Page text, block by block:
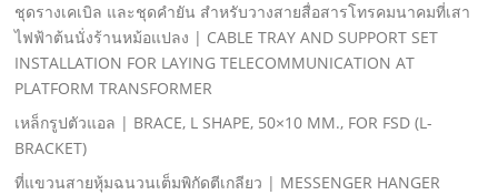
ชุดรางเคเบิล และชุดคํายัน สําหรับวางสายสื่อสารโทรคมนาคมที่เสา
ไฟฟ้าต้นนั่งร้านหม้อแปลง | CABLE TRAY AND SUPPORT SET
INSTALLATION FOR LAYING TELECOMMUNICATION AT
PLATFORM TRANSFORMER
เหล็กรูปตัวแอล | BRACE, L SHAPE, 50×10 MM., FOR FSD (L-
BRACKET)
ที่แขวนสายหุ้มฉนวนเต็มพิกัดตีเกลียว | MESSENGER HANGER